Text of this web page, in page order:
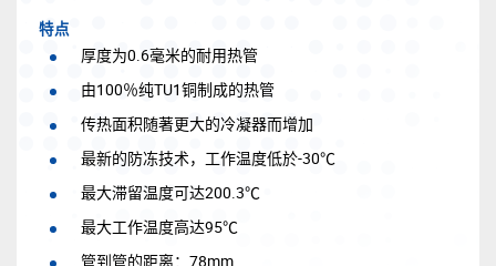
特点
厚度为0.6毫米的耐用热管
由100％纯TU1铜制成的热管
传热面积随著更大的冷凝器而增加
最新的防冻技术，工作温度低於-30℃
最大滞留温度可达200.3℃
最大工作温度高达95℃
管到管的距离：78mm